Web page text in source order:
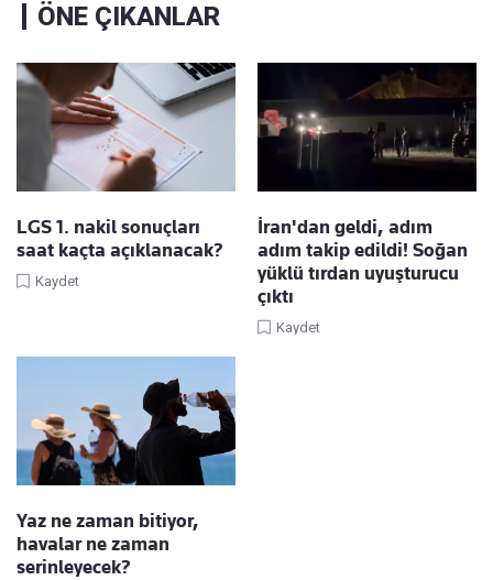
ÖNE ÇIKANLAR
LGS 1. nakil sonuçları
saat kaçta açıklanacak?
Kaydet
İran'dan geldi, adım
adım takip edildi! Soğan
yüklü tırdan uyuşturucu
çıktı
Kaydet
Yaz ne zaman bitiyor,
havalar ne zaman
serinleyecek?